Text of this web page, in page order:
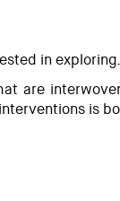
in exploring.
are
is